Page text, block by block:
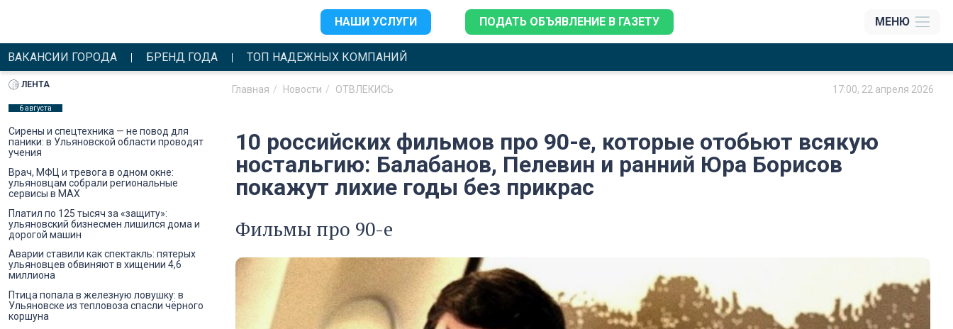
НАШИ УСЛУГИ ПОДАТЬ ОБЪЯВЛЕНИЕ В ГАЗЕТУ МЕНЮ
ВАКАНСИИ ГОРОДА БРЕНД ГОДА ТОП НАДЕЖНЫХ КОМПАНИЙ
Главная Новости ОТВЛЕКИСЬ 17:00, 22 апреля 2026
10 российских фильмов про 90-е, которые отобьют всякую
ностальгию: Балабанов, Пелевин и ранний Юра Борисов
покажут лихие годы без прикрас
Фильмы про 90-е
ЛЕНТА
6 августа
Сирены и спецтехника — не повод для
паники: в Ульяновской области проводят
учения
Врач, МФЦ и тревога в одном окне:
ульяновцам собрали региональные
сервисы в MAX
Платил по 125 тысяч за «защиту»:
ульяновский бизнесмен лишился дома и
дорогой машин
Аварии ставили как спектакль: пятерых
ульяновцев обвиняют в хищении 4,6
миллиона
Птица попала в железную ловушку: в
Ульяновске из тепловоза спасли чёрного
коршуна